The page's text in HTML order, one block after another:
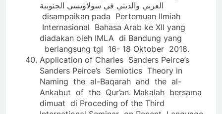
العربي والديني في سولاويسي الجنوبية
disampaikan pada Pertemuan Ilmiah
Internasional Bahasa Arab ke XII yang
diadakan oleh IMLA di Bandung yang
berlangsung tgl 16- 18 Oktober 2018.
Application of Charles Sanders Peirce’s
Sanders Peirce’s Semiotics Theory in
Naming the al-Baqarah and the al-
Ankabut of the Qur’an. Makalah bersama
dimuat di Proceding of the Third